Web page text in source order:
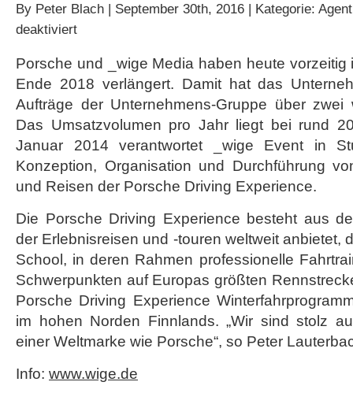
By Peter Blach | September 30th, 2016 | Kategorie:
deaktiviertfür
und
Porsche
Zusammenarbeit
Porsche und _wige Media haben heute vorzeitig
Ende 2018 verlängert. Damit hat das
Aufträge der Unternehmens-Gruppe über zwei
Das Umsatzvolumen pro Jahr liegt bei rund
Januar 2014 verantwortet _wige Event in
Konzeption, Organisation und Durchführung
und Reisen der Porsche Driving Experience.
Die Porsche Driving Experience besteht aus
der Erlebnisreisen und -touren weltweit anbietet,
School, in deren Rahmen professionelle
Schwerpunkten auf Europas größten
Porsche Driving Experience
im hohen Norden Finnlands. „Wir sind stolz
einer Weltmarke wie Porsche“, so Peter
Info: www.wige.de